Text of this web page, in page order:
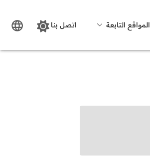
المواقع التابعة اتصل بنا